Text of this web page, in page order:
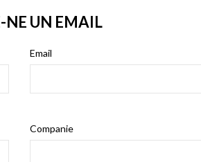
UN EMAIL
Email
Companie